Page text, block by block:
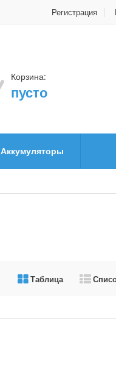
Регистрация
Корзина:
пусто
Аккумуляторы
Таблица